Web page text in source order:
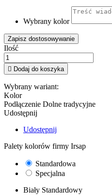
Wybrany kolor
Zapisz dostosowywanie
Ilość
 Dodaj do koszyka
Wybrany wariant:
Kolor
Podłączenie Dolne tradycyjne
Udostępnij
Udostępnij
Palety kolorów firmy Irsap
Standardowa
Specjalna
Biały Standardowy